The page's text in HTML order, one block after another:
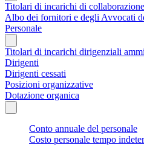
Titolari di incarichi di
Albo dei fornitori e degli Avvocati
Personale
Titolari di incarichi dirigenziali
Dirigenti
Dirigenti cessati
Posizioni organizzative
Dotazione organica
Conto annuale del personale
Costo personale tempo